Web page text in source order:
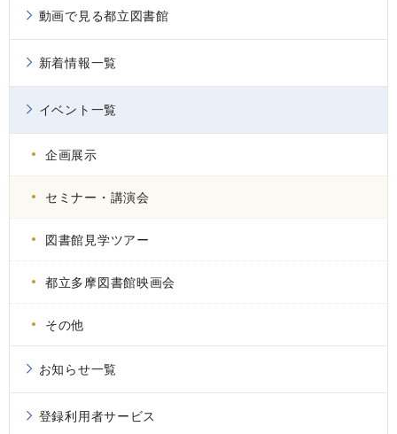
動画で見る都立図書館
新着情報一覧
イベント一覧
企画展示
セミナー・講演会
図書館見学ツアー
都立多摩図書館映画会
その他
お知らせ一覧
登録利用者サービス